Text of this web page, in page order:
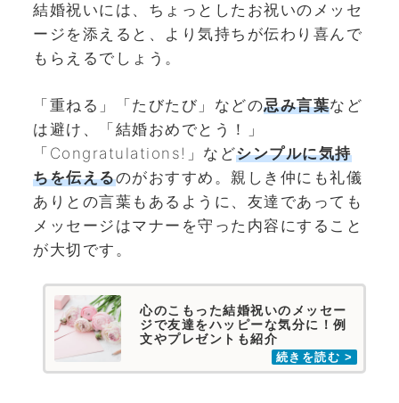
結婚祝いには、ちょっとしたお祝いのメッセ
ージを添えると、より気持ちが伝わり喜んで
もらえるでしょう。
「重ねる」「たびたび」などの忌み言葉など
は避け、
「結婚おめでとう！」
「Congratulations!」などシンプルに気持
ちを伝えるのがおすすめ。親しき仲にも礼儀
ありとの言葉もあるように、友達であっても
メッセージはマナーを守った内容にすること
が大切です。
心のこもった結婚祝いのメッセー
ジで友達をハッピーな気分に！例
文やプレゼントも紹介